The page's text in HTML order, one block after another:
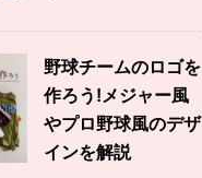
野球チームのロゴを
作ろう!メジャー風
やプロ野球風のデザ
インを解説